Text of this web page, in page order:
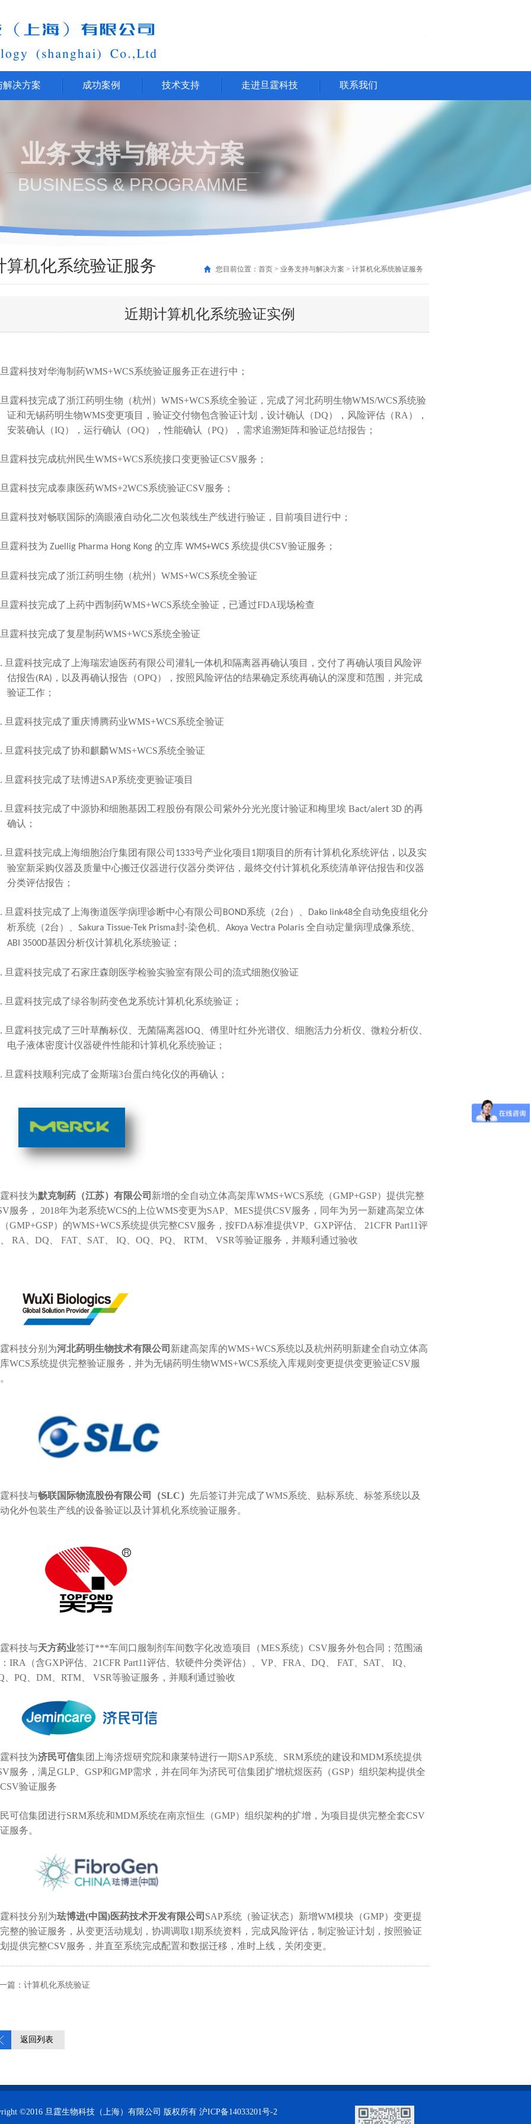
解决方案 成功案例 技术支持 走进旦霆科技 联系我们
业务支持与解决方案
BUSINESS & PROGRAMME
算机化系统验证服务 您目前位置：首页 > 业务支持与解决方案 > 计算机化系统验证服务
近期计算机化系统验证实例
旦霆科技对华海制药WMS+WCS系统验证服务正在进行中；
旦霆科技完成了浙江药明生物（杭州） WMS+WCS系统全验证，完成了河北药明生物WMS/WCS系统验
证和无锡药明生物WMS变更项目，验证交付物包含验证计划，设计确认（DQ），风险评估（RA ），
安装确认（IQ），运行确认（OQ），性能确认（PQ），需求追溯矩阵和验证总结报告；
旦霆科技完成杭州民生WMS+WCS系统接口变更验证CSV服务；
旦霆科技完成泰康医药WMS+2WCS系统验证CSV服务；
旦霆科技对畅联国际的滴眼液自动化二次包装线生产线进行验证，目前项目进行中；
旦霆科技为 Zuellig Pharma Hong Kong 的立库 WMS+WCS 系统提供CSV验证服务；
旦霆科技完成了浙江药明生物（杭州） WMS+WCS系统全验证
旦霆科技完成了上药中西制药WMS+WCS系统全验证，已通过FDA现场检查
旦霆科技完成了复星制药WMS+WCS系统全验证
旦霆科技完成了上海瑞宏迪医药有限公司灌轧一体机和隔离器再确认项目，交付了再确认项目风险评
估报告(RA) ，以及再确认报告（OPQ），按照风险评估的结果确定系统再确认的深度和范围，并完成
验证工作；
旦霆科技完成了重庆博腾药业WMS+WCS系统全验证
旦霆科技完成了协和麒麟WMS+WCS系统全验证
旦霆科技完成了珐博进SAP系统变更验证项目
旦霆科技完成了中源协和细胞基因工程股份有限公司紫外分光光度计验证和梅里埃 Bact/alert 3D 的再
确认；
旦霆科技完成上海细胞治疗集团有限公司 1333号产业化项目 1期项目的所有计算机化系统评估，以及 实
验室新采购仪器及质量中心搬迁仪器进行仪器分类评估 ，最终交付计算机化系统清单评估报告和仪器
分类评估报告；
旦霆科技完成了上海衡道医学病理诊断中心有限公司 BOND系统（2台） Dako link48全自动免疫组化分
析系统（2台） 、Sakura Tissue-Tek Prisma封-染色机 、Akoya Vectra Polaris全自动定量病理成像系统、
ABI 3500D基因分析仪计算机化系统验证；
旦霆科技完成了石家庄森朗医学检验实验室有限公司 的流式细胞仪验证
旦霆科技完成了绿谷制药变色龙系统计算机化系统验证；
旦霆科技完成了三叶草酶标仪、无菌隔离器 IOQ 、傅里叶红外光谱仪、细胞活力分析仪、微粒分析仪、
电子液体密度计仪器硬件性能和计算机化系统验证；
旦霆科技顺利完成了金斯瑞3台蛋白纯化仪的再确认；
科技为默克制药（江苏）有限公司 新增的全自动立体高架库WMS+WCS系统（GMP+GSP）提供完整
服务， 2018年为老系统WCS的上位WMS变更为SAP MES提供CSV服务，同年为另一新建高架立体
GMP+GSP）的WMS+WCS系统提供完整CSV服务，按FDA标准提供VP GXP评估、 21CFR Part11评
RA DQ FAT SAT IQ OQ PQ RTM VSR等验证服务，并顺利通过验收
科技分别为河北药明生物技术有限公司 新建高架库的WMS+WCS系统以及杭州药明新建全自动立体高
WCS系统提供完整验证服务，并为无锡药明生物WMS+WCS系统入库规则变更提供变更验证CSV服
科技与畅联国际物流股份有限公司（SLC） 先后签订并完成了WMS系统、贴标系统、标签系统以及
化外包装生产线的设备验证以及计算机化系统验证服务。
科技与天方药业签订***车间口服制剂车间数字化改造项目（MES系统） CSV服务外包合同；范围涵
IRA （含GXP评估、 21CFR Part11评估、软硬件分类评估）、 VP FRA DQ FAT SAT IQ
PQ DM RTM VSR等验证服务，并顺利通过验收
科技为济民可信集团上海济煜研究院和康莱特进行一期SAP系统、 SRM系统的建设和MDM系统提供
服务，满足GLP GSP和GMP需求，并在同年为济民可信集团扩增杭煜医药（GSP）组织架构提供全
CSV验证服务
可信集团进行SRM系统和MDM系统在南京恒生（GMP）组织架构的扩增，为项目提供完整全套CSV
服务。
科技分别为珐博进(中国)医药技术开发有限公司 SAP系统（验证状态）新增WM模块（GMP）变更提
整的验证服务，从变更活动规划，协调调取1期系统资料，完成风险评估，制定验证计划，按照验证
提供完整CSV服务，并直至系统完成配置和数据迁移，准时上线，关闭变更。
篇：计算机化系统验证
返回列表
©2016 旦霆生物科技（上海）有限公司 版权所有 沪ICP备14033201号-2